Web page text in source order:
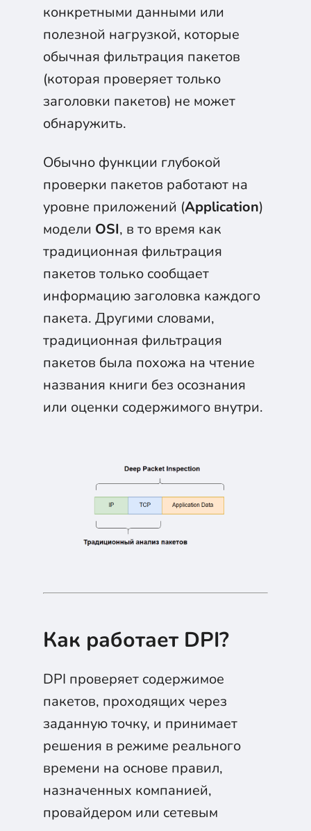
конкретными данными или
полезной нагрузкой, которые
обычная фильтрация пакетов
(которая проверяет только
заголовки пакетов) не может
обнаружить.
Обычно функции глубокой
проверки пакетов работают на
уровне приложений (Application)
модели OSI, в то время как
традиционная фильтрация
пакетов только сообщает
информацию заголовка каждого
пакета. Другими словами,
традиционная фильтрация
пакетов была похожа на чтение
названия книги без осознания
или оценки содержимого внутри.
Как работает DPI?
DPI проверяет содержимое
пакетов, проходящих через
заданную точку, и принимает
решения в режиме реального
времени на основе правил,
назначенных компанией,
провайдером или сетевым